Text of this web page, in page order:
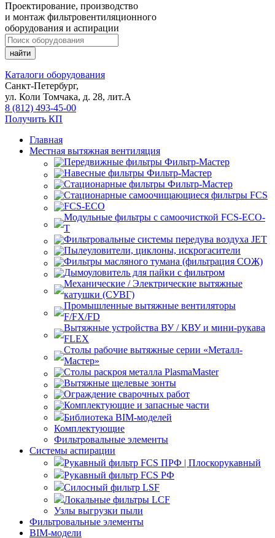
Проектирование, производство
и монтаж фильтровентиляционного
оборудования и аспирации
Каталоги оборудования
Санкт-Петербург,
ул. Коли Томчака, д. 28, лит.А
8 (812) 493-45-00
Получить КП
Главная
Местная вытяжная вентиляция
Передвижные
Навесные
Стационарные
Стационарные самоочищающиеся
FCS
FCS-ECO
Модульные
с самоочисткой FCS-ECO-
T
Фильтровальные системы передува воздуха JET
Пылеуловители, циклоны, искрогасители
Фильтры масляного тумана (фильтрация СОЖ)
Дымоуловитель для пайки с фильтром
Механические / Электрические вытяжные
катушки (СУВГ)
Промышленные вытяжные вентиляторы
F/FX/FD
Вытяжные устройства ВУ / КВУ и мини-рукава
FLEX
Столы рабочие вытяжные серии «Металл-
Мастер»
Столы раскроя металла PlasmaMaster
Вытяжные щелевые зонты
Ограждение сварочных работ
Комплектующие и запасные части
Библиотека BIM-моделей
Комплектующие
Фильтровальные элементы
Системы аспирации
Рукавный фильтр FCS ПРФ | Плоскорукавный
Рукавный фильтр FCS РФ
Силосный фильтр LSF
Локальные фильтры LCF
Узлы выгрузки пыли
Фильтровальные элементы
BIM-модели